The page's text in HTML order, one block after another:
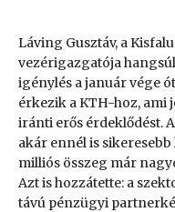
Láving Gusztáv, a
vezérigazgatója
igénylés a január vége
érkezik a KTH-hoz,
iránti erős érdeklődést.
akár ennél is sikeresebb
milliós összeg már
Azt is hozzátette: a
távú pénzügyi